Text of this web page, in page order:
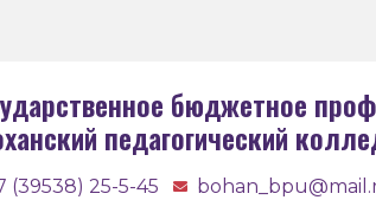
бюджетное
педагогический
(39538) 25-5-45